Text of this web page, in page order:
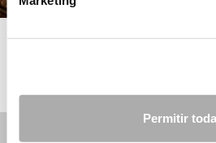
Permitir